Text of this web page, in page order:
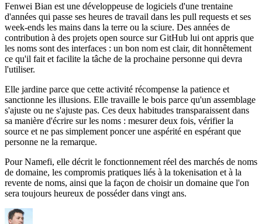
Fenwei Bian est une développeuse de logiciels d'une trentaine
d'années qui passe ses heures de travail dans les pull requests et ses
week-ends les mains dans la terre ou la sciure. Des années de
contribution à des projets open source sur GitHub lui ont appris que
les noms sont des interfaces : un bon nom est clair, dit honnêtement
ce qu'il fait et facilite la tâche de la prochaine personne qui devra
l'utiliser.
Elle jardine parce que cette activité récompense la patience et
sanctionne les illusions. Elle travaille le bois parce qu'un assemblage
s'ajuste ou ne s'ajuste pas. Ces deux habitudes transparaissent dans
sa manière d'écrire sur les noms : mesurer deux fois, vérifier la
source et ne pas simplement poncer une aspérité en espérant que
personne ne la remarque.
Pour Namefi, elle décrit le fonctionnement réel des marchés de noms
de domaine, les compromis pratiques liés à la tokenisation et à la
revente de noms, ainsi que la façon de choisir un domaine que l'on
sera toujours heureux de posséder dans vingt ans.